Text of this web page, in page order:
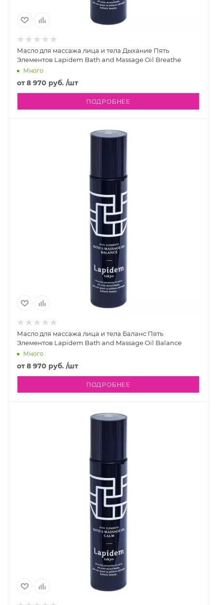
Масло для массажа лица и тела Дыхание Пять
Элементов Lapidem Bath and Massage Oil Breathe
Много
от8 970 руб. /шт
ПОДРОБНЕЕ
Масло для массажа лица и тела Баланс Пять
Элементов Lapidem Bath and Massage Oil Balance
Много
от8 970 руб. /шт
ПОДРОБНЕЕ